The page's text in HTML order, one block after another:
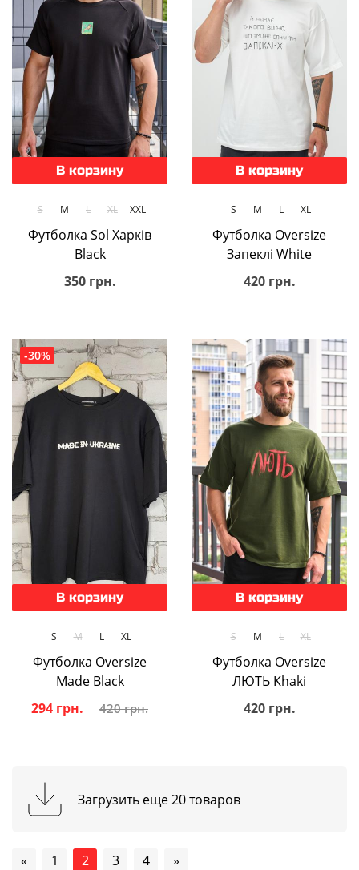
В корзину
S M L XL XXL
Футболка Sol Харків
Black
350 грн.
В корзину
S M L XL
Футболка Oversize
Запеклі White
420 грн.
-30%
В корзину
S M L XL
Футболка Oversize
Made Black
294 грн.
420 грн.
В корзину
S M L XL
Футболка Oversize
ЛЮТЬ Khaki
420 грн.
Загрузить еще 20 товаров
« 1 2 3 4 »